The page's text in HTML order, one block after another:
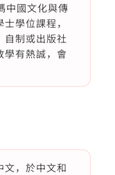
中國文化與傳
學位課程，
自制或出版社
學有熱誠，會
文，於中文和